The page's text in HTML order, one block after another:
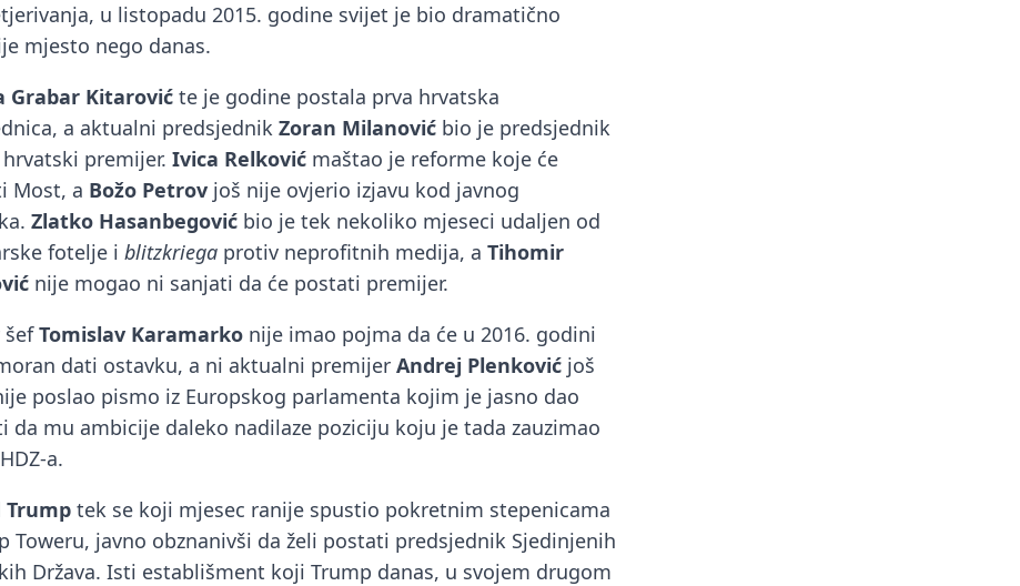
u listopadu 2015. godine svijet je bio dramatično
mjesto nego danas.
Grabar Kitarović te je godine postala prva hrvatska
a aktualni predsjednik Zoran Milanović bio je predsjednik
hrvatski premijer. Ivica Relković maštao je reforme koje će
Most, a Božo Petrov još nije ovjerio izjavu kod javnog
Zlatko Hasanbegović bio je tek nekoliko mjeseci udaljen od
fotelje i blitzkriega protiv neprofitnih medija, a Tihomir
nije mogao ni sanjati da će postati premijer.
šefTomislav Karamarko nije imao pojma da će u 2016. godini
dati ostavku, a ni aktualni premijer Andrej Plenković još
poslao pismo iz Europskog parlamenta kojim je jasno dao
da mu ambicije daleko nadilaze poziciju koju je tada zauzimao
a.
Trump tek se koji mjesec ranije spustio pokretnim stepenicama
Toweru, javno obznanivši da želi postati predsjednik Sjedinjenih
Država. Isti establišment koji Trump danas, u svojem drugom